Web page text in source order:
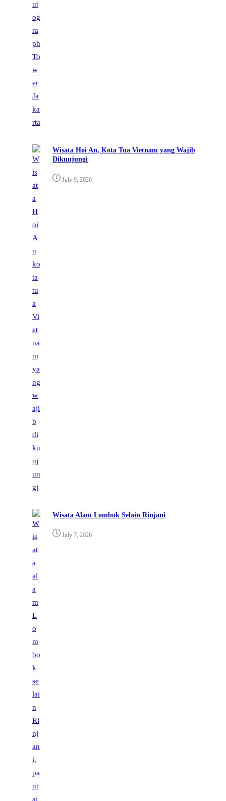
Wisata Hoi An, Kota Tua Vietnam yang Wajib
Dikunjungi
July 9, 2026
Wisata Alam Lombok Selain Rinjani
July 7, 2026